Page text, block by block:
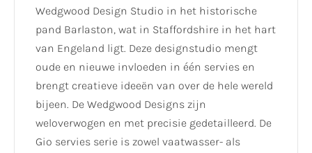
Wedgwood Design Studio in het historische
pand Barlaston, wat in Staffordshire in het hart
van Engeland ligt. Deze designstudio mengt
oude en nieuwe invloeden in één servies en
brengt creatieve ideeën van over de hele wereld
bijeen. De Wedgwood Designs zijn
weloverwogen en met precisie gedetailleerd. De
Gio servies serie is zowel vaatwasser- als